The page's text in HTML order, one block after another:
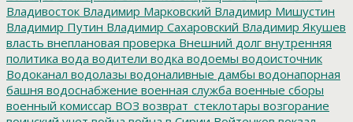
Владивосток Владимир Марковский Владимир Мишустин
Владимир Путин Владимир Сахаровский Владимир Якушев
власть внеплановая проверка Внешний долг внутренняя
политика вода водители водка водоемы водоисточник
Водоканал водолазы водоналивные дамбы водонапорная
башня водоснабжение военная служба военные сборы
военный комиссар ВОЗ возврат_стеклотары возгорание